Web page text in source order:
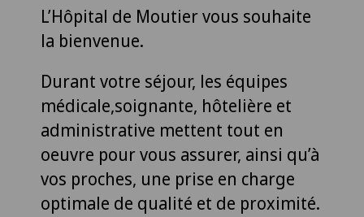
L’Hôpital de Moutier vous souhaite
la bienvenue.
Durant votre séjour, les équipes
médicale,soignante, hôtelière et
administrative mettent tout en
oeuvre pour vous assurer, ainsi qu’à
vos proches, une prise en charge
optimale de qualité et de proximité.